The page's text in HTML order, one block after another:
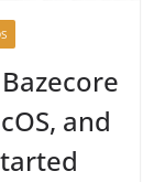
and